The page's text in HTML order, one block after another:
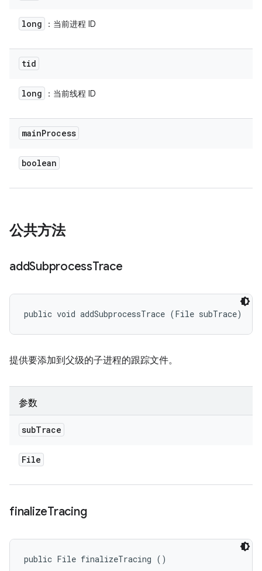
long ：当前进程 ID
tid
long ：当前线程 ID
mainProcess
boolean
公共方法
addSubprocessTrace
public void addSubprocessTrace (File subTrace)
提供要添加到父级的子进程的跟踪文件。
参数
subTrace
File
finalizeTracing
public File finalizeTracing ()